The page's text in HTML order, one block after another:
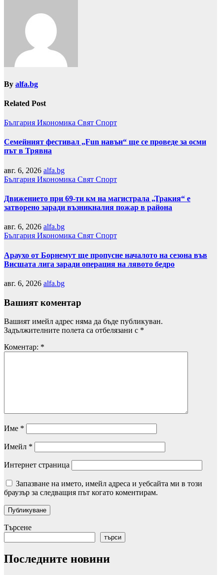
By alfa.bg
Related Post
България Икономика Свят Спорт
Семейният фестивал „Fun навън“ ще се проведе за осми
път в Трявна
авг. 6, 2026 alfa.bg
България Икономика Свят Спорт
Движението при 69-ти км на магистрала „Тракия“ е
затворено заради възникналия пожар в района
авг. 6, 2026 alfa.bg
България Икономика Свят Спорт
Араухо от Борнемут ще пропусне началото на сезона във
Висшата лига заради операция на лявото бедро
авг. 6, 2026 alfa.bg
Вашият коментар
Вашият имейл адрес няма да бъде публикуван.
Задължителните полета са отбелязани с *
Коментар: *
Име *
Имейл *
Интернет страница
Запазване на името, имейл адреса и уебсайта ми в този
браузър за следващия път когато коментирам.
Търсене
търси
Последните новини